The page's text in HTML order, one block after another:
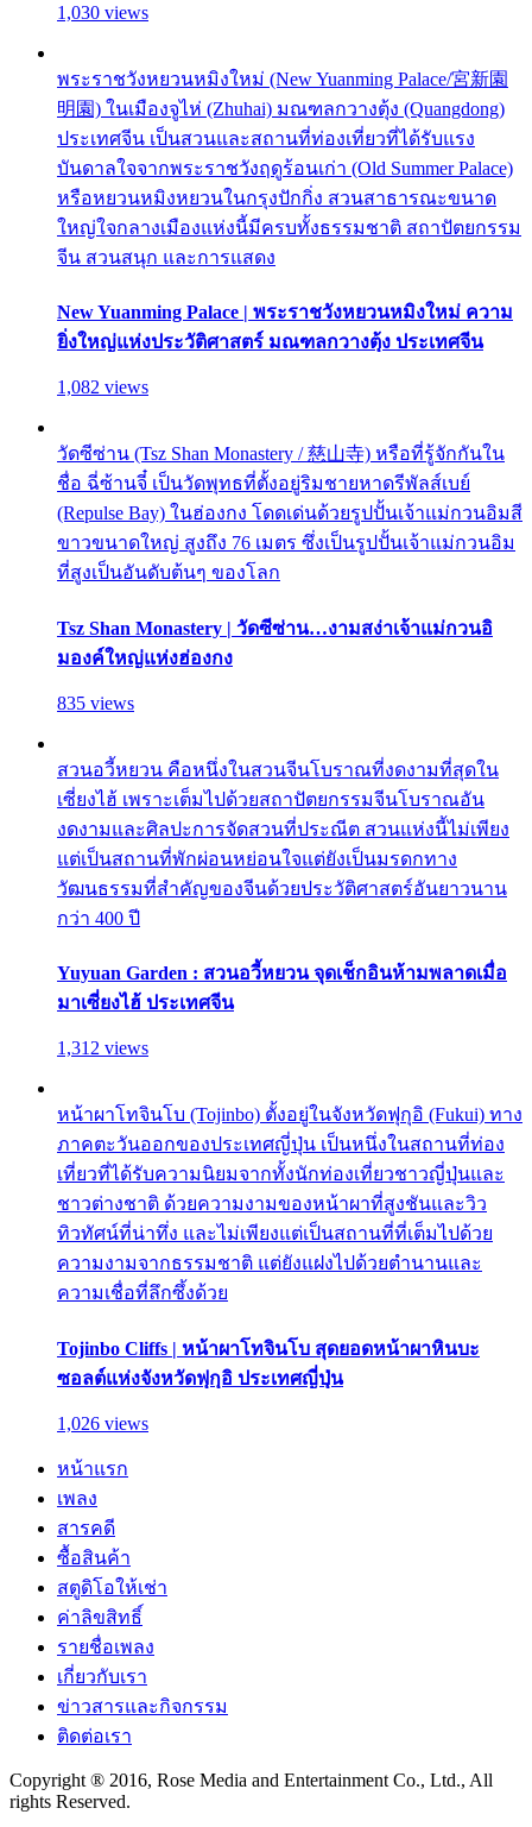
1,030 views
พระราชวังหยวนหมิงใหม่ (New Yuanming Palace/宮新園
明園) ในเมืองจูไห่ (Zhuhai) มณฑลกวางตุ้ง (Quangdong)
ประเทศจีน เป็นสวนและสถานที่ท่องเที่ยวที่ได้รับแรง
บันดาลใจจากพระราชวังฤดูร้อนเก่า (Old Summer Palace)
หรือหยวนหมิงหยวนในกรุงปักกิ่ง สวนสาธารณะขนาด
ใหญ่ใจกลางเมืองแห่งนี้มีครบทั้งธรรมชาติ สถาปัตยกรรม
จีน สวนสนุก และการแสดง
New Yuanming Palace | พระราชวังหยวนหมิงใหม่ ความ
ยิ่งใหญ่แห่งประวัติศาสตร์ มณฑลกวางตุ้ง ประเทศจีน
1,082 views
วัดซีซ่าน (Tsz Shan Monastery / 慈山寺) หรือที่รู้จักกันใน
ชื่อ ฉี่ซ้านจี๋ เป็นวัดพุทธที่ตั้งอยู่ริมชายหาดรีพัลส์เบย์
(Repulse Bay) ในฮ่องกง โดดเด่นด้วยรูปปั้นเจ้าแม่กวนอิมสี
ขาวขนาดใหญ่ สูงถึง 76 เมตร ซึ่งเป็นรูปปั้นเจ้าแม่กวนอิม
ที่สูงเป็นอันดับต้นๆ ของโลก
Tsz Shan Monastery | วัดซีซ่าน…งามสง่าเจ้าแม่กวนอิ
มองค์ใหญ่แห่งฮ่องกง
835 views
สวนอวี้หยวน คือหนึ่งในสวนจีนโบราณที่งดงามที่สุดใน
เซี่ยงไฮ้ เพราะเต็มไปด้วยสถาปัตยกรรมจีนโบราณอัน
งดงามและศิลปะการจัดสวนที่ประณีต สวนแห่งนี้ไม่เพียง
แต่เป็นสถานที่พักผ่อนหย่อนใจแต่ยังเป็นมรดกทาง
วัฒนธรรมที่สำคัญของจีนด้วยประวัติศาสตร์อันยาวนาน
กว่า 400 ปี
Yuyuan Garden : สวนอวี้หยวน จุดเช็กอินห้ามพลาดเมื่อ
มาเซี่ยงไฮ้ ประเทศจีน
1,312 views
หน้าผาโทจินโบ (Tojinbo) ตั้งอยู่ในจังหวัดฟุกุอิ (Fukui) ทาง
ภาคตะวันออกของประเทศญี่ปุ่น เป็นหนึ่งในสถานที่ท่อง
เที่ยวที่ได้รับความนิยมจากทั้งนักท่องเที่ยวชาวญี่ปุ่นและ
ชาวต่างชาติ ด้วยความงามของหน้าผาที่สูงชันและวิว
ทิวทัศน์ที่น่าทึ่ง และไม่เพียงแต่เป็นสถานที่ที่เต็มไปด้วย
ความงามจากธรรมชาติ แต่ยังแฝงไปด้วยตำนานและ
ความเชื่อที่ลึกซึ้งด้วย
Tojinbo Cliffs | หน้าผาโทจินโบ สุดยอดหน้าผาหินบะ
ซอลต์แห่งจังหวัดฟุกุอิ ประเทศญี่ปุ่น
1,026 views
หน้าแรก
เพลง
สารคดี
ซื้อสินค้า
สตูดิโอให้เช่า
ค่าลิขสิทธิ์
รายชื่อเพลง
เกี่ยวกับเรา
ข่าวสารและกิจกรรม
ติดต่อเรา
Copyright ® 2016, Rose Media and Entertainment Co., Ltd., All
rights Reserved.